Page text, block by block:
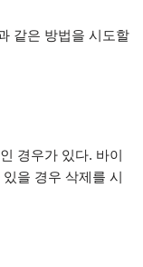
같은 방법을 시도할
경우가 있다. 바이
을 경우 삭제를 시